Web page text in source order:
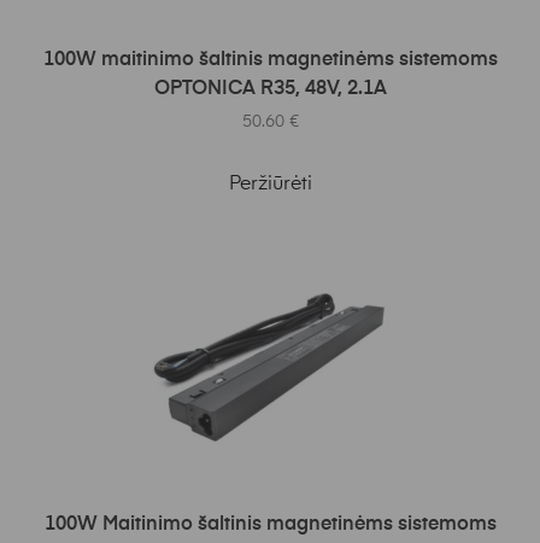
Į KREPŠELĮ
100W maitinimo šaltinis magnetinėms sistemoms
OPTONICA R35, 48V, 2.1A
50.60 €
Peržiūrėti
Į KREPŠELĮ
100W Maitinimo šaltinis magnetinėms sistemoms